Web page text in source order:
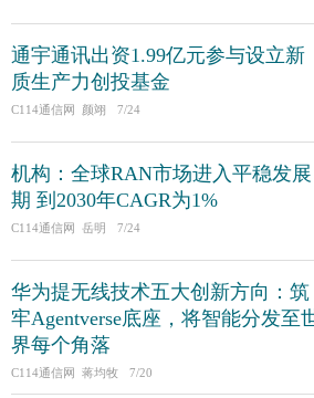
通宇通讯出资1.99亿元参与设立新
质生产力创投基金
C114通信网 颜翊 7/24
机构：全球RAN市场进入平稳发展
期 到2030年CAGR为1%
C114通信网 岳明 7/24
华为提无线技术五大创新方向：筑
牢Agentverse底座，将智能分发至
界每个角落
C114通信网 蒋均牧 7/20